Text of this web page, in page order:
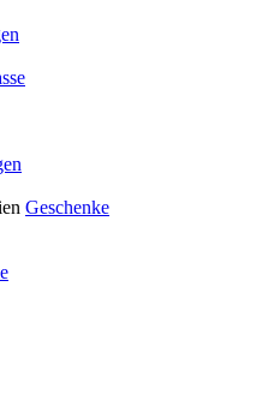
Geschenke